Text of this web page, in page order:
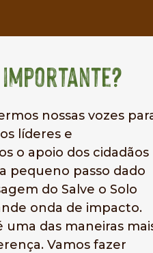
importante?
nossas vozes
líderes e
o apoio dos cidadãos
pequeno passo dado
do Salve o Solo
onda de impacto.
uma das maneiras
Vamos fazer